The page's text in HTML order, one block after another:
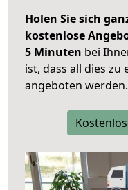
Holen Sie sich
kostenlose
5 Minuten bei
ist, dass all dies zu
angeboten werden.